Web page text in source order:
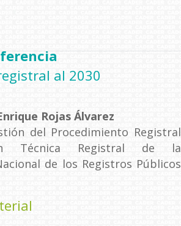
al 2030
Rojas Álvarez
del Procedimiento Registral
Técnica Registral de la
de los Registros Públicos